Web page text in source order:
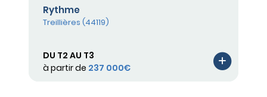
Rythme
Treillières (44119)
DU T2 AU T3
à partir de 237 000€